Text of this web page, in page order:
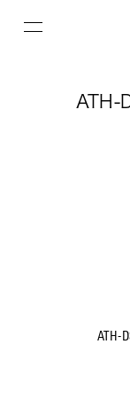
ATH-
ATH-